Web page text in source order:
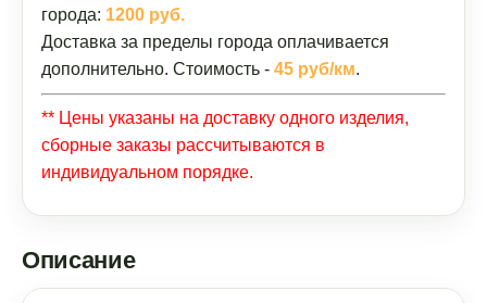
города: 1200 руб.
Доставка за пределы города оплачивается
дополнительно. Стоимость - 45 руб/км.
** Цены указаны на доставку одного изделия,
сборные заказы рассчитываются в
индивидуальном порядке.
Описание